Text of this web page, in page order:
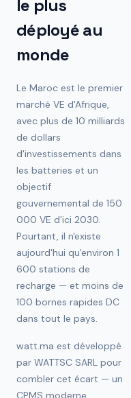
le plus
déployé au
monde
Le Maroc est le premier
marché VE d'Afrique,
avec plus de 10 milliards
de dollars
d'investissements dans
les batteries et un
objectif
gouvernemental de 150
000 VE d'ici 2030.
Pourtant, il n'existe
aujourd'hui qu'environ 1
600 stations de
recharge — et moins de
100 bornes rapides DC
dans tout le pays.
watt.ma est développé
par WATTSC SARL pour
combler cet écart — un
CPMS moderne